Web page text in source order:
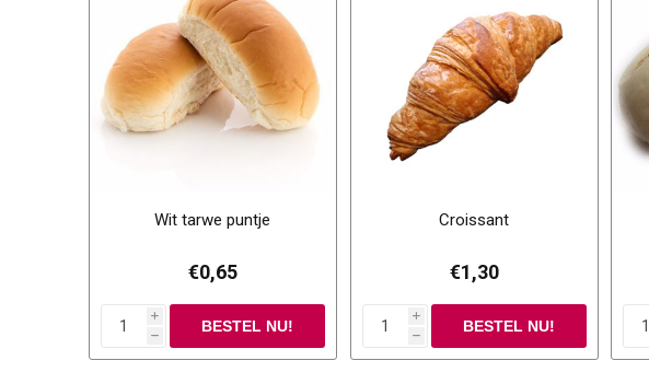
Wit tarwe puntje
€0,65
i
h
Croissant
€1,30
i
h